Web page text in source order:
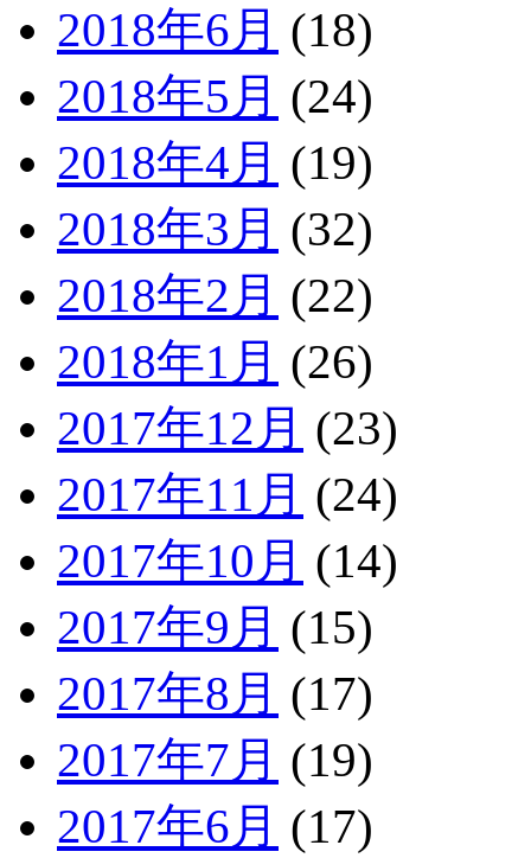
2018年6月 (18)
2018年5月 (24)
2018年4月 (19)
2018年3月 (32)
2018年2月 (22)
2018年1月 (26)
2017年12月 (23)
2017年11月 (24)
2017年10月 (14)
2017年9月 (15)
2017年8月 (17)
2017年7月 (19)
2017年6月 (17)